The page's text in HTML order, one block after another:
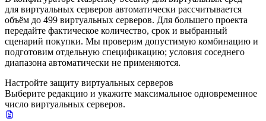
для виртуальных серверов автоматически рассчитывается
объём до 499 виртуальных серверов. Для большего проекта
передайте фактическое количество, срок и выбранный
сценарий покупки. Мы проверим допустимую комбинацию и
подготовим отдельную спецификацию; условия соседнего
диапазона автоматически не применяются.
Настройте защиту виртуальных серверов
Выберите редакцию и укажите максимальное одновременное
число виртуальных серверов.